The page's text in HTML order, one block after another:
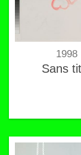
1998
Sans